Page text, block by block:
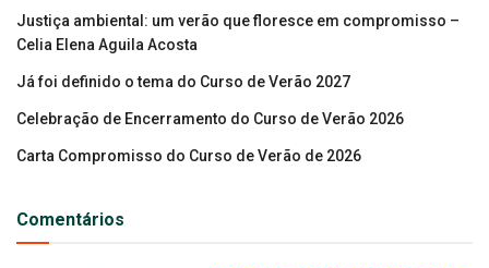
Justiça ambiental: um verão que floresce em compromisso –
Celia Elena Aguila Acosta
Já foi definido o tema do Curso de Verão 2027
Celebração de Encerramento do Curso de Verão 2026
Carta Compromisso do Curso de Verão de 2026
Comentários